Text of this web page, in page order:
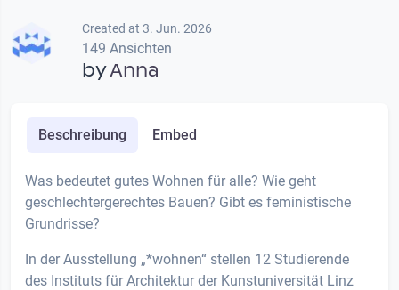
Created at 3. Jun. 2026
149 Ansichten
byAnna
Beschreibung Embed
Was bedeutet gutes Wohnen für alle? Wie geht
geschlechtergerechtes Bauen? Gibt es feministische
Grundrisse?
In der Ausstellung „*wohnen“ stellen 12 Studierende
des Instituts für Architektur der Kunstuniversität Linz